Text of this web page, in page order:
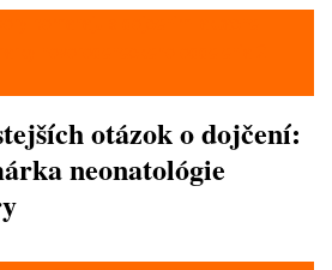
otázok o dojčení:
neonatológie